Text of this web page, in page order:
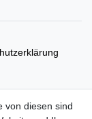
von diesen sind